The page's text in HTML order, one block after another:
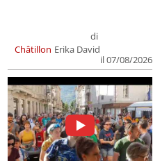
Châtillon
di
Erika David
il 07/08/2026